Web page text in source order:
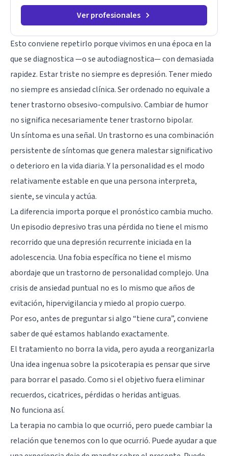
Ver profesionales
Esto conviene repetirlo porque vivimos en una época en la
que se diagnostica —o se autodiagnostica— con demasiada
rapidez. Estar triste no siempre es depresión. Tener miedo
no siempre es ansiedad clínica. Ser ordenado no equivale a
tener trastorno obsesivo-compulsivo. Cambiar de humor
no significa necesariamente tener trastorno bipolar.
Un síntoma es una señal. Un trastorno es una combinación
persistente de síntomas que genera malestar significativo
o deterioro en la vida diaria. Y la personalidad es el modo
relativamente estable en que una persona interpreta,
siente, se vincula y actúa.
La diferencia importa porque el pronóstico cambia mucho.
Un episodio depresivo tras una pérdida no tiene el mismo
recorrido que una depresión recurrente iniciada en la
adolescencia. Una fobia específica no tiene el mismo
abordaje que un trastorno de personalidad complejo. Una
crisis de ansiedad puntual no es lo mismo que años de
evitación, hipervigilancia y miedo al propio cuerpo.
Por eso, antes de preguntar si algo “tiene cura”, conviene
saber de qué estamos hablando exactamente.
El tratamiento no borra la vida, pero ayuda a reorganizarla
Una idea ingenua sobre la psicoterapia es pensar que sirve
para borrar el pasado. Como si el objetivo fuera eliminar
recuerdos, cicatrices, pérdidas o heridas antiguas.
No funciona así.
La terapia no cambia lo que ocurrió, pero puede cambiar la
relación que tenemos con lo que ocurrió. Puede ayudar a que